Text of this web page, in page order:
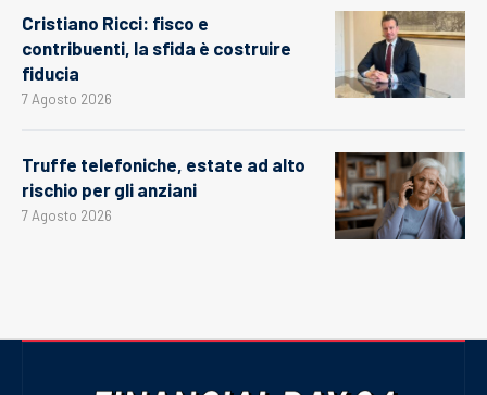
Cristiano Ricci: fisco e
contribuenti, la sfida è costruire
fiducia
7 Agosto 2026
Truffe telefoniche, estate ad alto
rischio per gli anziani
7 Agosto 2026